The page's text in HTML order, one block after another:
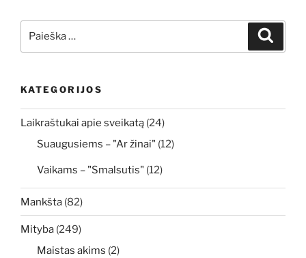
KATEGORIJOS
Laikraštukai apie sveikatą (24)
Suaugusiems – "Ar žinai" (12)
Vaikams – "Smalsutis" (12)
Mankšta (82)
Mityba (249)
Maistas akims (2)